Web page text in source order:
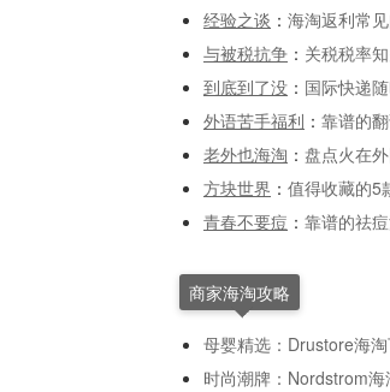
经验之谈 ： 海淘返利常
与被税抗争 ： 关税税率
到底到了没 ： 国际快递
外语苦手福利 ： 靠谱的
老外也海淘 ： 盘点火在
方块世界 ： 值得收藏的5
青春不要痘 ： 靠谱的祛
商家海淘攻略
母婴精选：Drustore海
时尚潮牌：Nordstrom海